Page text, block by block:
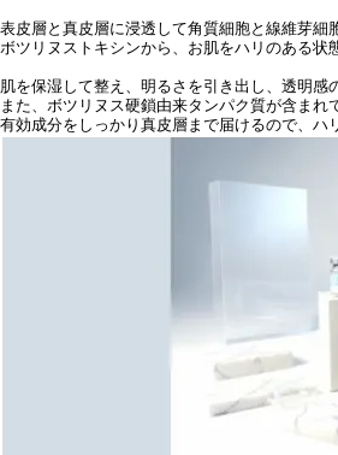
表皮層と真皮層に浸透して角質細胞と線維芽
ボツリヌストキシンから、お肌をハリのある
肌を保湿して整え、明るさを引き出し、透明
また、ボツリヌス硬鎖由来タンパク質が含ま
有効成分をしっかり真皮層まで届けるので、ハ